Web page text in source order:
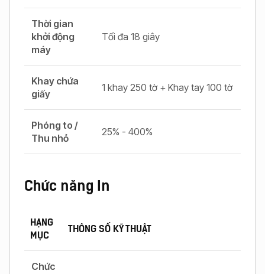
Thời gian
khởi động
máy
Tối đa 18 giây
Khay chứa
giấy
1 khay 250 tờ + Khay tay 100 tờ
Phóng to /
Thu nhỏ
25% - 400%
Chức năng In
HẠNG
MỤC
THÔNG SỐ KỸ THUẬT
Chức